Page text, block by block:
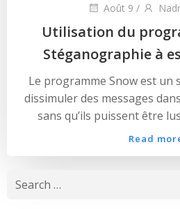
Août 9 /
Utilisation du
Stéganographie à
Le programme Snow est un
dissimuler des messages
sans qu’ils puissent être
Read
Search